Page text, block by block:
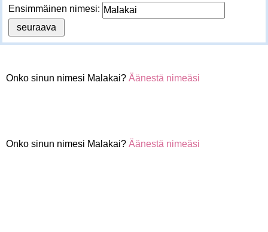
Ensimmäinen nimesi:
Onko sinun nimesi Malakai? Äänestä nimeäsi
Onko sinun nimesi Malakai? Äänestä nimeäsi